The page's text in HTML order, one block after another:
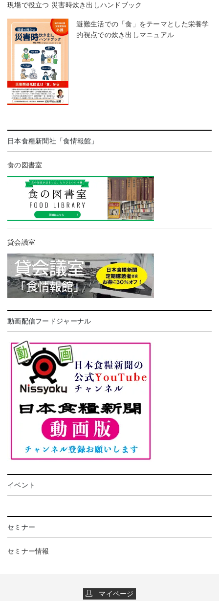
現場で役立つ 災害時炊き出しハンドブック
避難生活での「食」をテーマとした栄養学
的視点での炊き出しマニュアル
日本食糧新聞社「食情報館」
食の図書室
貸会議室
動画配信フードジャーナル
イベント
セミナー
セミナー情報
マイページ